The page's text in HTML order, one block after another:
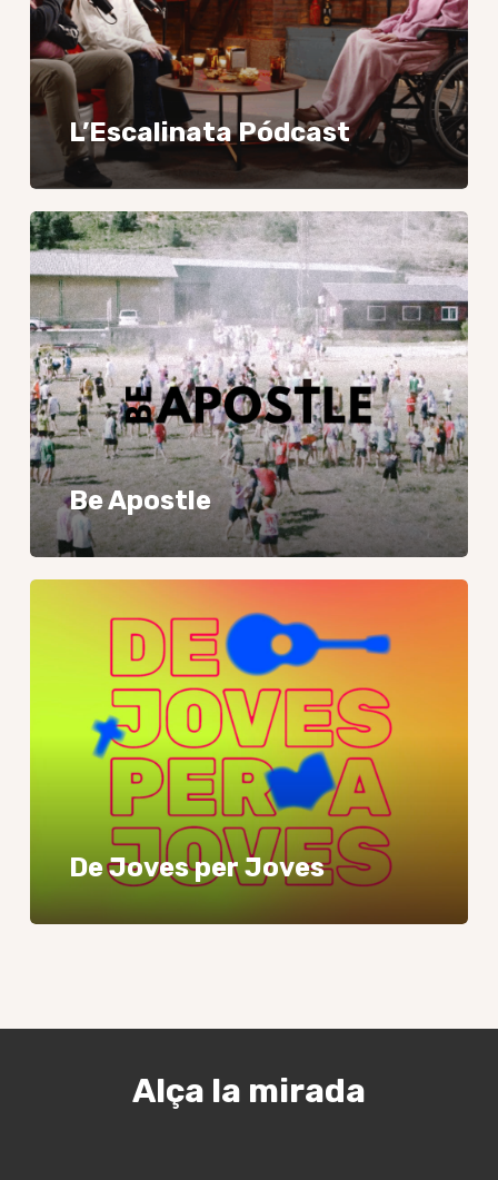
L’Escalinata Pódcast
Be
Apostle
Be Apostle
De
De Joves per Joves
Alça la mirada